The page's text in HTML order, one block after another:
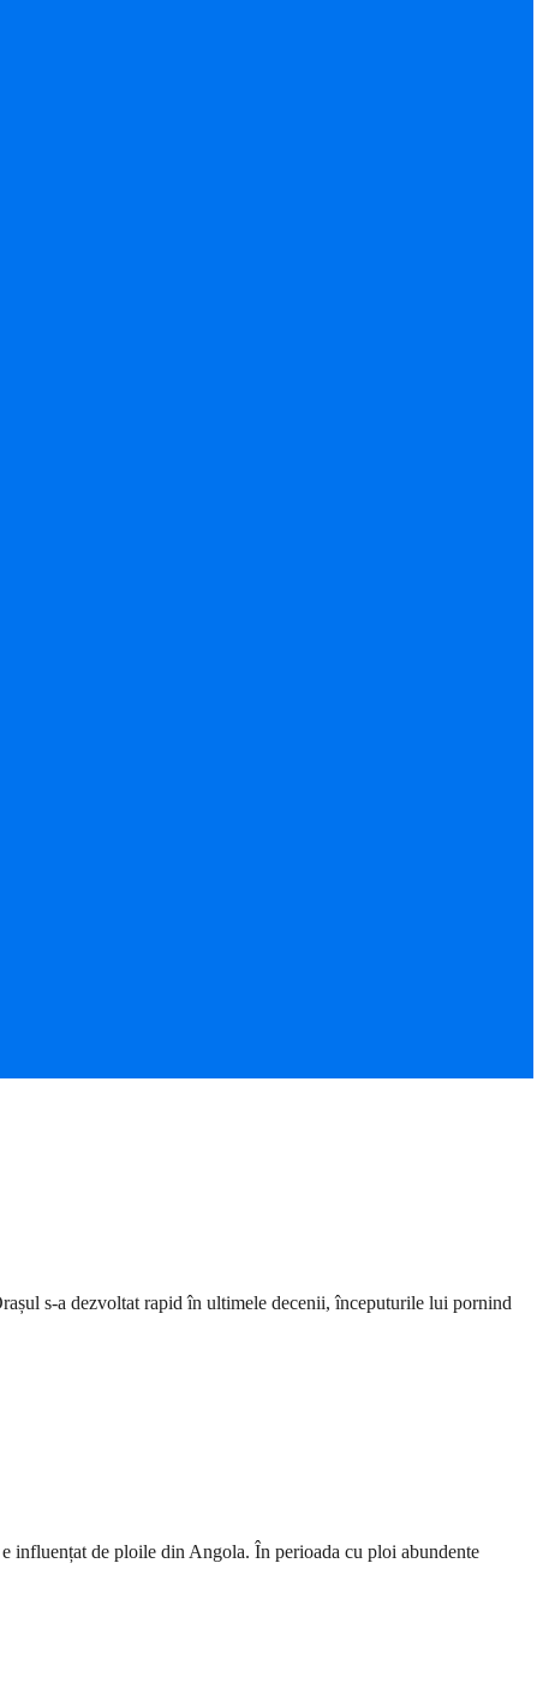
s-a dezvoltat rapid în ultimele decenii, începuturile lui pornind
influențat de ploile din Angola. În perioada cu ploi abundente